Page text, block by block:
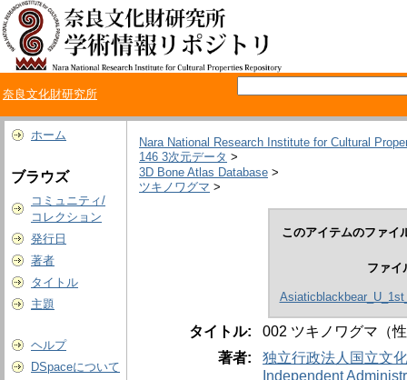
奈良文化財研究所
ホーム
ブラウズ
コミュニティ/
コレクション
発行日
著者
タイトル
主題
ヘルプ
DSpaceについて
Nara National Research Institute for Cultural
146 3次元データ >
3D Bone Atlas Database >
ツキノワグマ >
このアイテムのファイ
ファイ
タイトル:
002 ツキノワグマ（
著者:
独立行政法人国立文
Independent